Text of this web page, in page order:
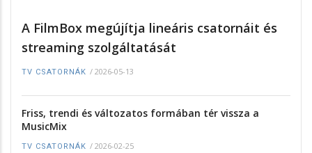
A FilmBox megújítja lineáris csatornáit és
streaming szolgáltatását
TV CSATORNÁK / 2026-05-13
Friss, trendi és változatos formában tér vissza a
MusicMix
TV CSATORNÁK / 2026-02-25